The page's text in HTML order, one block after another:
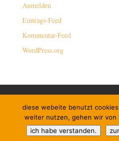
Anmelden
Eintrags-Feed
Kommentar-Feed
WordPress.org
kontakt/buchen
datenschutzerklärung
diese webeite benutzt
weiter nutzen, gehen wir von
ich habe verstanden.